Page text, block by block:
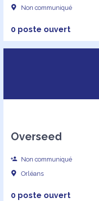
Non communiqué
0 poste ouvert
Overseed
Non communiqué
Orléans
0 poste ouvert